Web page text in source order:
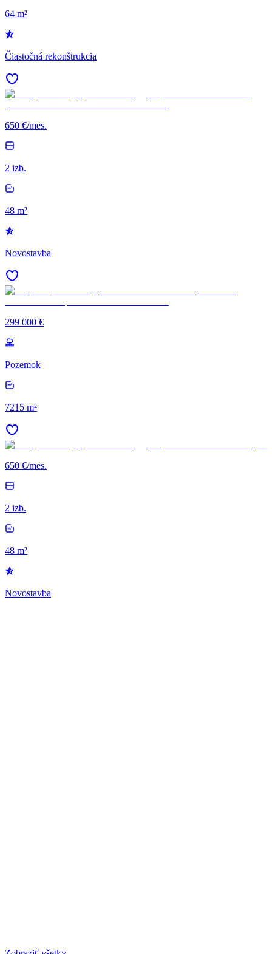
64 m²
Čiastočná rekonštrukcia
650 €/mes.
2 izb.
48 m²
Novostavba
299 000 €
Pozemok
7215 m²
650 €/mes.
2 izb.
48 m²
Novostavba